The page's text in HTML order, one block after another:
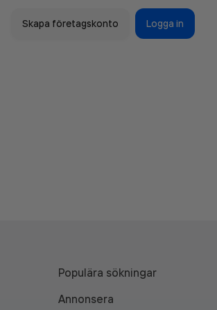
Skapa företagskonto Logga in
Populära sökningar
Annonsera